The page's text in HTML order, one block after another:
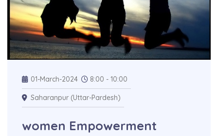
01-March-2024 8:00 - 10:00
Saharanpur (Uttar-Pardesh)
women Empowerment